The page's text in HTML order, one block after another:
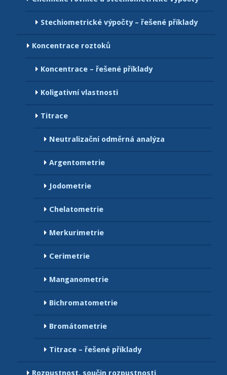
Stechiometrické výpočty – řešené příklady
Koncentrace roztoků
Koncentrace – řešené příklady
Koligativní vlastnosti
Titrace
Neutralizační odměrná analýza
Argentometrie
Jodometrie
Chelatometrie
Merkurimetrie
Cerimetrie
Manganometrie
Bichromatometrie
Bromátometrie
Titrace – řešené příklady